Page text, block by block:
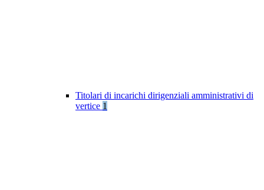
Titolari di incarichi dirigenziali amministrativi di
vertice 1